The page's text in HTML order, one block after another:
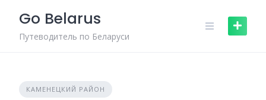
content
Go Belarus
Путеводитель по Беларуси
КАМЕНЕЦКИЙ РАЙОН